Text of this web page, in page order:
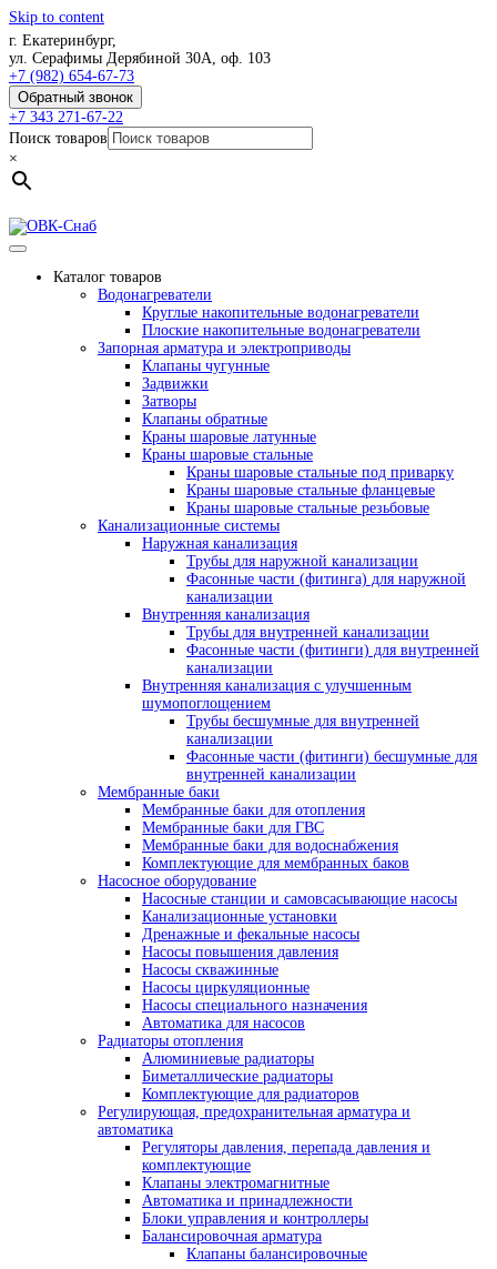
Skip to content
г. Екатеринбург,
ул. Серафимы Дерябиной 30А, оф. 103
+7 (982) 654-67-73
Обратный звонок
+7 343 271-67-22
Поиск товаров
×
Каталог товаров
Водонагреватели
Круглые накопительные водонагреватели
Плоские накопительные водонагреватели
Запорная арматура и электроприводы
Клапаны чугунные
Задвижки
Затворы
Клапаны обратные
Краны шаровые латунные
Краны шаровые стальные
Краны шаровые стальные под приварку
Краны шаровые стальные фланцевые
Краны шаровые стальные резьбовые
Канализационные системы
Наружная канализация
Трубы для наружной канализации
Фасонные части (фитинга) для наружной
канализации
Внутренняя канализация
Трубы для внутренней канализации
Фасонные части (фитинги) для внутренней
канализации
Внутренняя канализация с улучшенным
шумопоглощением
Трубы бесшумные для внутренней
канализации
Фасонные части (фитинги) бесшумные для
внутренней канализации
Мембранные баки
Мембранные баки для отопления
Мембранные баки для ГВС
Мембранные баки для водоснабжения
Комплектующие для мембранных баков
Насосное оборудование
Насосные станции и самовсасывающие насосы
Канализационные установки
Дренажные и фекальные насосы
Насосы повышения давления
Насосы скважинные
Насосы циркуляционные
Насосы специального назначения
Автоматика для насосов
Радиаторы отопления
Алюминиевые радиаторы
Биметаллические радиаторы
Комплектующие для радиаторов
Регулирующая, предохранительная арматура и
автоматика
Регуляторы давления, перепада давления и
комплектующие
Клапаны электромагнитные
Автоматика и принадлежности
Блоки управления и контроллеры
Балансировочная арматура
Клапаны балансировочные